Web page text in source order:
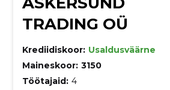
TRADING OÜ
Krediidiskoor: Usaldusväärne
Maineskoor: 3150
Töötajaid: 4